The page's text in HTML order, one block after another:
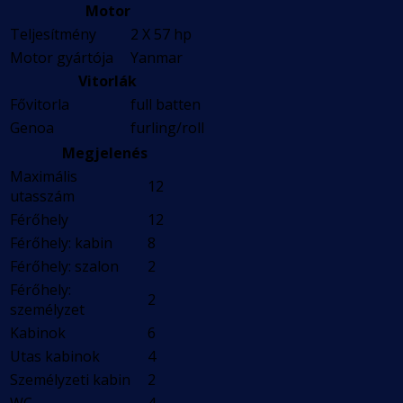
Motor
Teljesítmény
2 X 57 hp
Motor gyártója
Yanmar
Vitorlák
Fővitorla
full batten
Genoa
furling/roll
Megjelenés
Maximális
utasszám
12
Férőhely
12
Férőhely: kabin
8
Férőhely: szalon
2
Férőhely:
személyzet
2
Kabinok
6
Utas kabinok
4
Személyzeti kabin
2